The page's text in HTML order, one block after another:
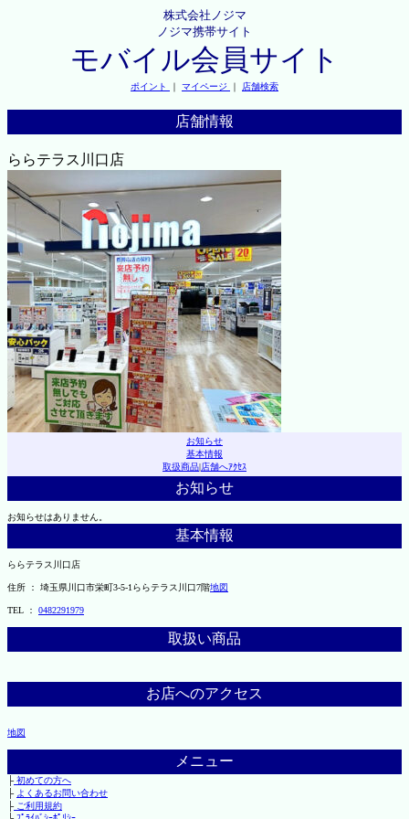
株式会社ノジマ
ノジマ携帯サイト
モバイル会員サイト
ポイント ｜ マイページ ｜ 店舗検索
店舗情報
ららテラス川口店
お知らせ
基本情報
取扱商品|店舗へｱｸｾｽ
お知らせ
お知らせはありません。
基本情報
ららテラス川口店
住所 ： 埼玉県川口市栄町3-5-1ららテラス川口7階地図
TEL ： 0482291979
取扱い商品
お店へのアクセス
地図
メニュー
├初めての方へ
├ よくあるお問い合わせ
├ご利用規約